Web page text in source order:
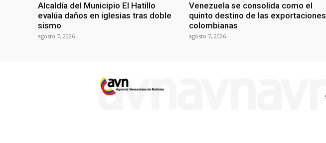
Alcaldía del Municipio El Hatillo
evalúa daños en iglesias tras doble
sismo
agosto 7, 2026
Venezuela se consolida como el
quinto destino de las exportaciones
colombianas
agosto 7, 2026